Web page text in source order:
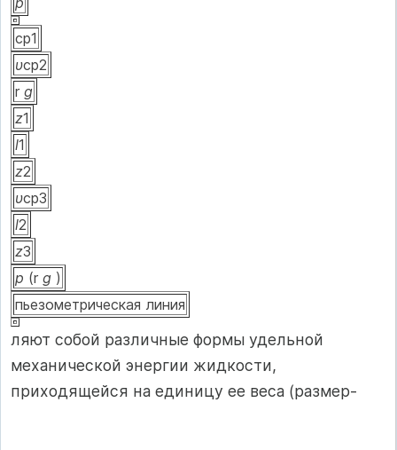
ср1
υср2
r g
z1
l1
z2
υср3
l2
z3
p (r g )
пьезометрическая линия
ляют собой различные формы удельной
механической энергии жидкости,
приходящейся на единицу ее веса (размер-